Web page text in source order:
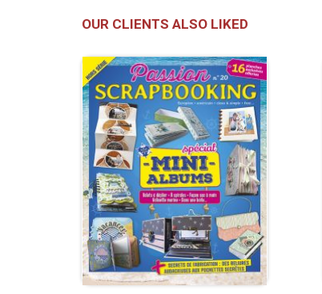
OUR CLIENTS ALSO LIKED